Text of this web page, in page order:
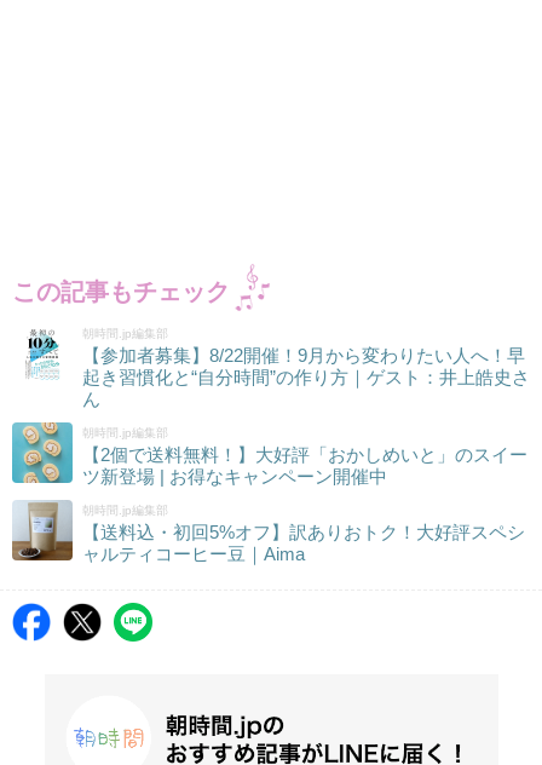
この記事もチェック
朝時間.jp編集部
【参加者募集】8/22開催！9月から変わりたい人へ！早
起き習慣化と“自分時間”の作り方｜ゲスト：井上皓史さ
ん
朝時間.jp編集部
【2個で送料無料！】大好評「おかしめいと」のスイー
ツ新登場 | お得なキャンペーン開催中
朝時間.jp編集部
【送料込・初回5%オフ】訳ありおトク！大好評スペシ
ャルティコーヒー豆｜Aima